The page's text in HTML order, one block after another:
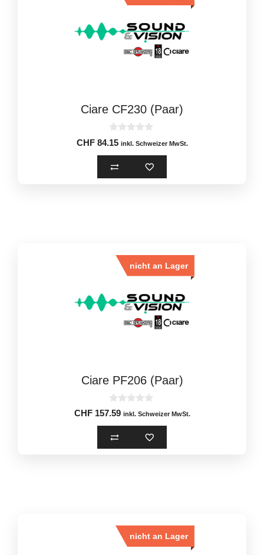
Ciare CF230 (Paar)
0
o
u
t
o
f
CHF84.15 inkl. Schweizer MwSt.
nicht an Lager
Ciare PF206 (Paar)
0
o
u
t
o
f
CHF157.59 inkl. Schweizer MwSt.
nicht an Lager